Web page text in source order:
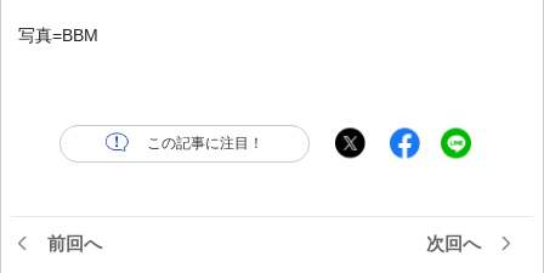
写真=BBM
この記事に注目！
前回へ 次回へ